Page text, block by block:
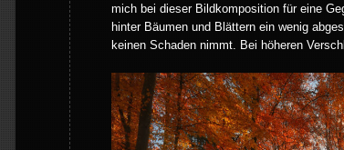
mich bei dieser Bildkomposition für eine
hinter Bäumen und Blättern ein wenig
keinen Schaden nimmt. Bei höheren